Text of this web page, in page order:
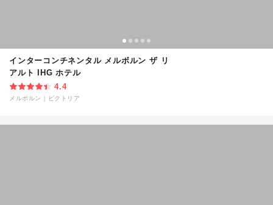
インターコンチネンタル メルボルン ザ リ
アルト IHG ホテル
4.4
メルボルン ビクトリア